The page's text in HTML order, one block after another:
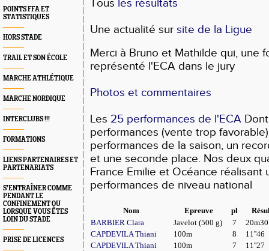
POINTS FFA ET
STATISTIQUES
HORS STADE
TRAIL ET SON ÉCOLE
MARCHE ATHLÉTIQUE
MARCHE NORDIQUE
INTERCLUBS !!!
FORMATIONS
LIENS PARTENAIRES ET
PARTENARIATS
S’ENTRAÎNER COMME
PENDANT LE
CONFINEMENT OU
LORSQUE VOUS ÊTES
LOIN DU STADE
PRISE DE LICENCES
Tous les résultats
Une actualité sur site de la Ligue
Merci à Bruno et Mathilde qui, une
représenté l'ECA dans le jury
Photos et commentaires
Les 25 performances de l'ECA
performances (vente trop
performances de la saison, un
et une seconde place. Nos deux
France Emilie et Océance réalisant
performances de niveau national
Nom Epreuve pl
BARBIER Clara
Javelot (500 g) 7
20m30
CAPDEVILA Thiani
100m 8
11''46
CAPDEVILA Thiani
100m 7
11''27